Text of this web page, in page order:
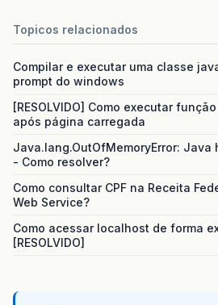
Topicos relacionados
Compilar e executar uma classe
prompt do windows
[RESOLVIDO] Como executar
após página carregada
Java.lang.OutOfMemoryError: Java
- Como resolver?
Como consultar CPF na Receita
Web Service?
Como acessar localhost de forma
[RESOLVIDO]